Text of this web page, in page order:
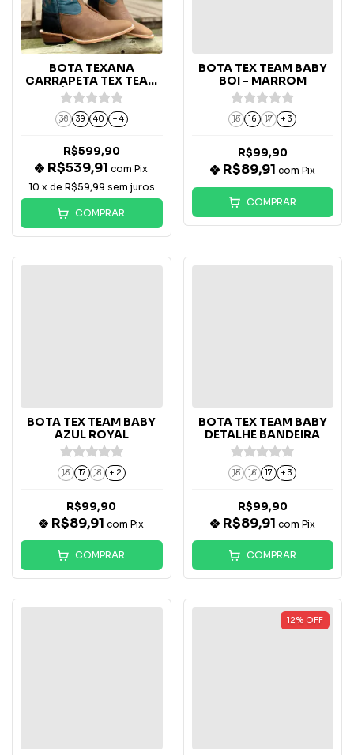
BOTA TEXANA
CARRAPETA TEX TEAM
CAFÉ 6004 - B-46T
38 39 40 + 4
R$599,90
R$539,91com Pix
10 x de R$59,99 sem juros
COMPRAR
BOTA TEX TEAM BABY
BOI - MARROM
15 16 17 + 3
R$99,90
R$89,91 com Pix
COMPRAR
BOTA TEX TEAM BABY
AZUL ROYAL
16 17 18 + 2
R$99,90
R$89,91com Pix
COMPRAR
BOTA TEX TEAM BABY
DETALHE BANDEIRA
15 16 17 + 3
R$99,90
R$89,91 com Pix
COMPRAR
12% OFF